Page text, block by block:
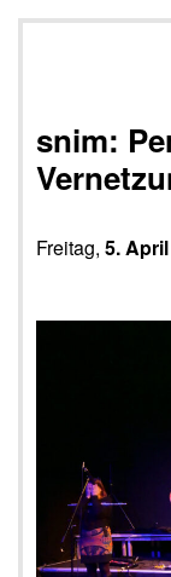
snim:
Freitag, 5.